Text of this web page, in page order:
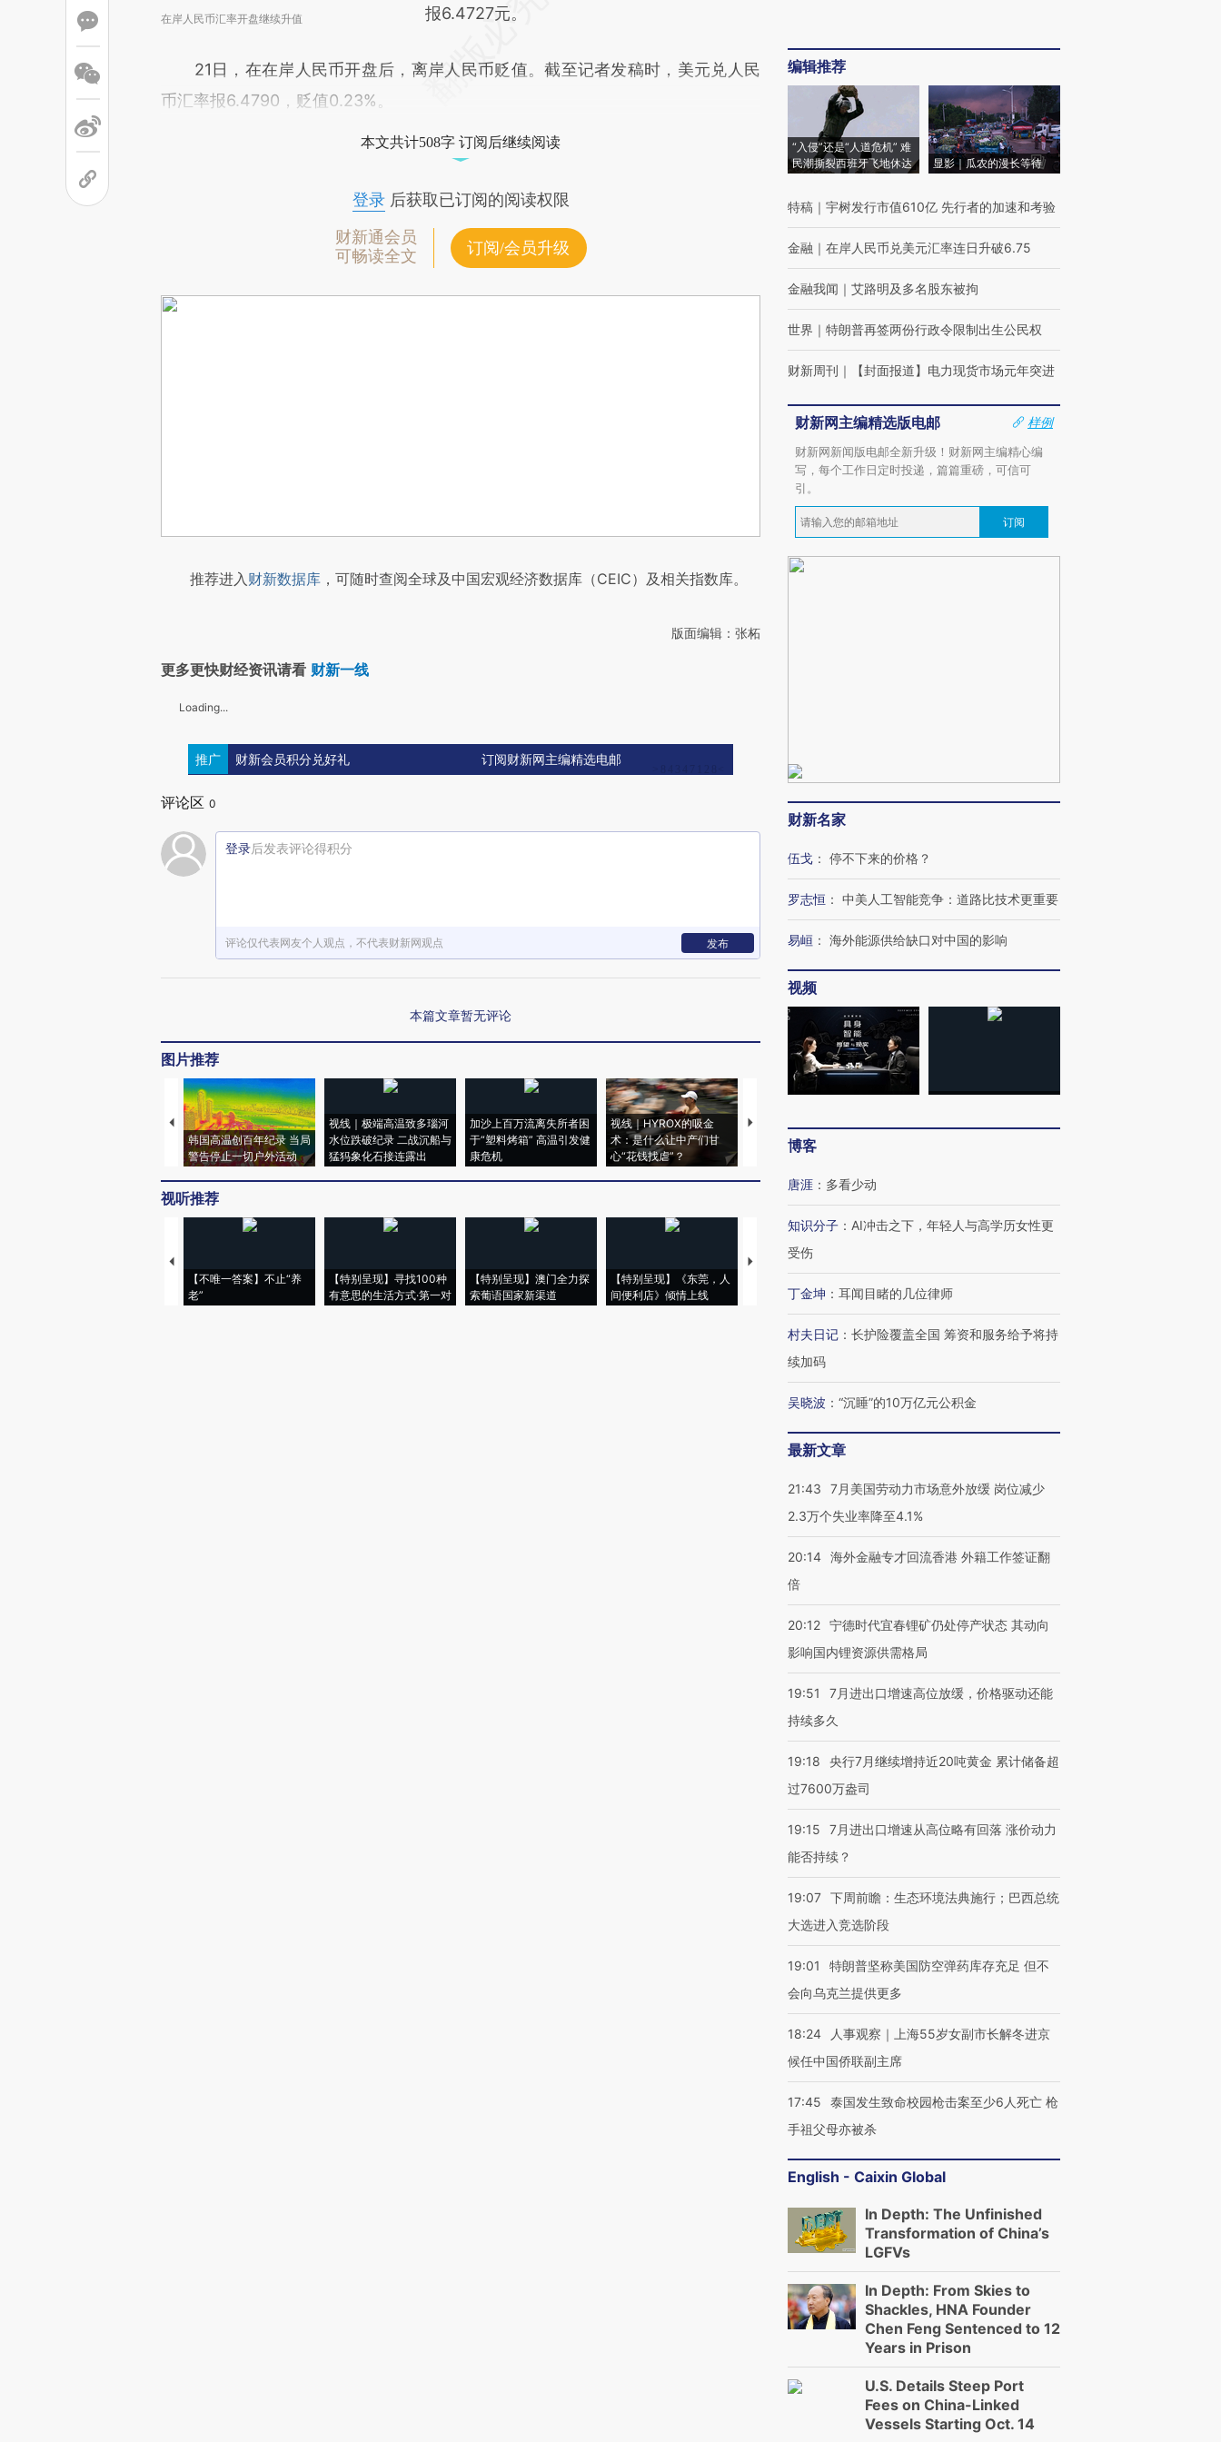
在岸人民币汇率开盘继续升值 报6.4727元。
21日，在在岸人民币开盘后，离岸人民币贬值。截至记者发稿时，美元兑人民
币汇率报6.4790，贬值0.23%。
本文共计508字 订阅后继续阅读
登录后获取已订阅的阅读权限
财新通会员
可畅读全文
订阅/会员升级
推荐进入财新数据库 ，可随时查阅全球及中国宏观经济数据库（CEIC）及相关指数库。
版面编辑：张柘
更多更快财经资讯请看 财新一线
Loading...
推广 财新会员积分兑好礼 订阅财新网主编精选电邮
评论区 0
登录后发表评论得积分
评论仅代表网友个人观点，不代表财新网观点 发布
本篇文章暂无评论
图片推荐
韩国高温创百年纪录 当局
警告停止一切户外活动
视线｜极端高温致多瑙河
水位跌破纪录 二战沉船与
猛犸象化石接连露出
加沙上百万流离失所者困
于“塑料烤箱” 高温引发健
康危机
视线｜HYROX的吸金
术：是什么让中产们甘
心“花钱找虐”？
马航飞行员跨国走私7万
粒摇头丸 尿检体内含3种
视听推荐
【不唯一答案】不止“养
老”
【特别呈现】寻找100种
有意思的生活方式·第一对
【特别呈现】澳门全力探
索葡语国家新渠道
【特别呈现】《东莞，人
间便利店》倾情上线
【推广】走进第四届链博
有意思的生活方式·第三对
编辑推荐
“入侵”还是“人道危机” 难
民潮撕裂西班牙飞地休达
显影｜瓜农的漫长等待
特稿 ｜ 宇树发行市值610亿 先行者的加速和考验
金融 ｜ 在岸人民币兑美元汇率连日升破6.75
金融我闻 ｜ 艾路明及多名股东被拘
世界 ｜ 特朗普再签两份行政令限制出生公民权
财新周刊 ｜ 【封面报道】电力现货市场元年突进
财新网主编精选版电邮
样例
财新网新闻版电邮全新升级！财新网主编精心编
写，每个工作日定时投递，篇篇重磅，可信可
引。
订阅
财新名家
伍戈 ： 停不下来的价格？
罗志恒 ： 中美人工智能竞争：道路比技术更重要
易峘 ： 海外能源供给缺口对中国的影响
视频
博客
唐涯 ： 多看少动
知识分子 ： AI冲击之下，年轻人与高学历女性更
受伤
丁金坤 ： 耳闻目睹的几位律师
村夫日记 ： 长护险覆盖全国 筹资和服务给予将持
续加码
吴晓波 ： “沉睡”的10万亿元公积金
最新文章
21:43
7月美国劳动力市场意外放缓 岗位减少
2.3万个失业率降至4.1%
20:14 海外金融专才回流香港 外籍工作签证翻
倍
20:12 宁德时代宜春锂矿仍处停产状态 其动向
影响国内锂资源供需格局
19:51
7月进出口增速高位放缓，价格驱动还能
持续多久
19:18
央行7月继续增持近20吨黄金 累计储备超
过7600万盎司
19:15
7月进出口增速从高位略有回落 涨价动力
能否持续？
19:07 下周前瞻：生态环境法典施行；巴西总统
大选进入竞选阶段
19:01
特朗普坚称美国防空弹药库存充足 但不
会向乌克兰提供更多
18:24
人事观察｜上海55岁女副市长解冬进京
候任中国侨联副主席
17:45
泰国发生致命校园枪击案至少6人死亡 枪
手祖父母亦被杀
English - Caixin Global
In Depth: The Unfinished
Transformation of China’s
LGFVs
In Depth: From Skies to
Shackles, HNA Founder
Chen Feng Sentenced to 12
Years in Prison
U.S. Details Steep Port
Fees on China-Linked
Vessels Starting Oct. 14